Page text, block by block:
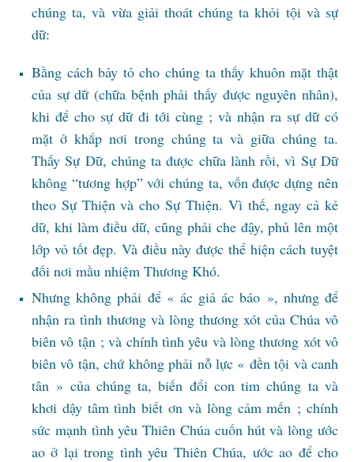
chúng ta, và vừa giải thoát chúng ta khỏi tội và sự
dữ:
Bằng cách bảy tỏ cho chúng ta thấy khuôn mặt thật
của sự dữ (chữa bệnh phải thấy được nguyên nhân),
khi để cho sự dữ đi tới cùng ; và nhận ra sự dữ có
mặt ở khắp nơi trong chúng ta và giữa chúng ta.
Thấy Sự Dữ, chúng ta được chữa lành rồi, vì Sự Dữ
không “tương hợp” với chúng ta, vốn được dựng nên
theo Sự Thiện và cho Sự Thiện. Vì thế, ngay cả kẻ
dữ, khi làm điều dữ, cũng phải che đậy, phủ lên một
lớp vỏ tốt đẹp. Và điều này được thể hiện cách tuyệt
đối nơi mầu nhiệm Thương Khó.
Nhưng không phải để « ác giả ác báo », nhưng để
nhận ra tình thương và lòng thương xót của Chúa vô
biên vô tận ; và chính tình yêu và lòng thương xót vô
biên vô tận, chứ không phải nỗ lực « đền tội và canh
tân » của chúng ta, biến đổi con tim chúng ta và
khơi dậy tâm tình biết ơn và lòng cảm mến ; chính
sức mạnh tình yêu Thiên Chúa cuốn hút và lòng ước
ao ở lại trong tình yêu Thiên Chúa, ước ao để cho